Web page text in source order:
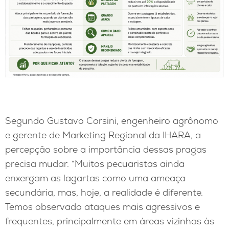
Segundo Gustavo Corsini, engenheiro agrônomo
e gerente de Marketing Regional da IHARA, a
percepção sobre a importância dessas pragas
precisa mudar. “Muitos pecuaristas ainda
enxergam as lagartas como uma ameaça
secundária, mas, hoje, a realidade é diferente.
Temos observado ataques mais agressivos e
frequentes, principalmente em áreas vizinhas às